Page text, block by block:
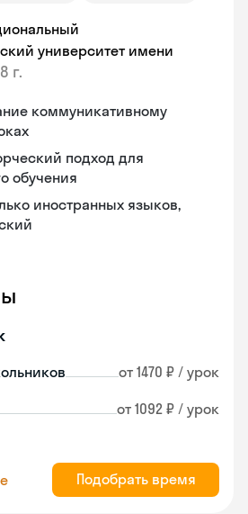
университет имени
г.
коммуникативному
подход для
обучения
иностранных языков,
от 1470 ₽ / урок
от 1092 ₽ / урок
Подобрать время